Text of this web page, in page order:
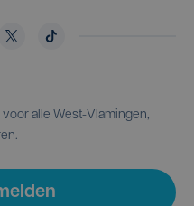
alle West-Vlamingen,